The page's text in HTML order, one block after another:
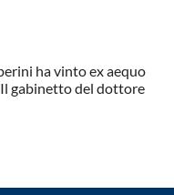
ha vinto ex aequo
gabinetto del dottore